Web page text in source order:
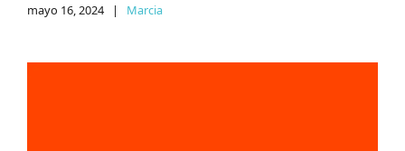
mayo 16, 2024 | Marcia